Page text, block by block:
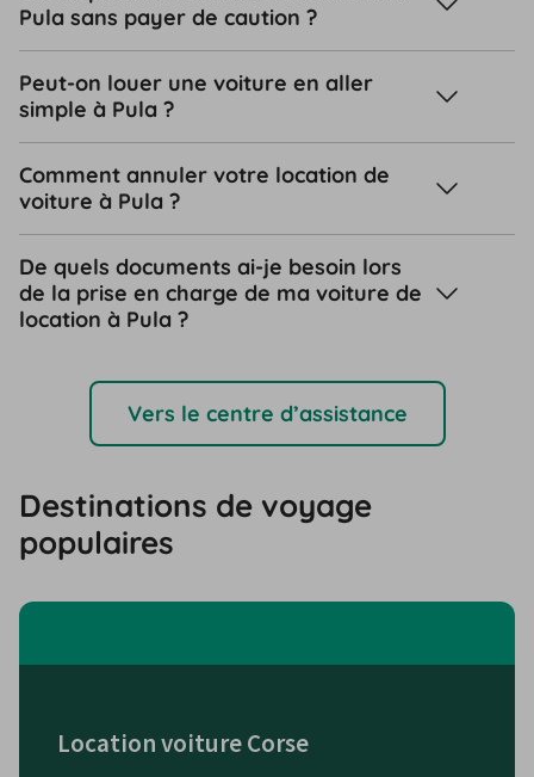
Pula sans payer de caution ?
Peut-on louer une voiture en aller
simple à Pula ?
Comment annuler votre location de
voiture à Pula ?
De quels documents ai-je besoin lors
de la prise en charge de ma voiture de
location à Pula ?
Vers le centre d’assistance
Destinations de voyage
populaires
Location voiture Corse